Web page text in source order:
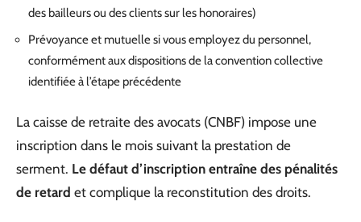
des bailleurs ou des clients sur les honoraires)
Prévoyance et mutuelle si vous employez du personnel,
conformément aux dispositions de la convention collective
identifiée à l’étape précédente
La caisse de retraite des avocats (CNBF) impose une
inscription dans le mois suivant la prestation de
serment. Le défaut d’inscription entraîne des pénalités
de retard et complique la reconstitution des droits.